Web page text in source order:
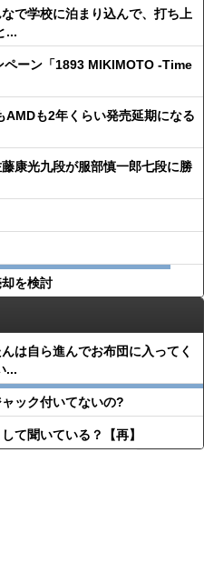
で学校に泊まり込んで、打ち上
...
ーン「1893 MIKIMOTO -Time
AMDも2年くらい発売延期になる
康光九段が服部慎一郎七段に勝
を検討
は自ら進んでお布団に入ってく
...
ック付いてないの?
て聞いている？【再】